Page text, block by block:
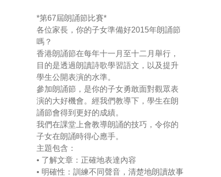
---- Principal Edwin's Posts
-- My Blog
---- Login
---- Sign Up
-- How To Guides
---- How To Sign Up
---- How To Login
---- How To Post
*第67屆朗誦節比賽*
各位家長，你的子女準備好2015年朗誦節
嗎？
香港朗誦節在每年十一月至十二月舉行，
目的是透過朗讀詩歌學習語文，以及提升
學生公開表演的水準。
參加朗誦節，是你的子女勇敢面對觀眾表
演的大好機會。經我們教導下，學生在朗
誦節會得到更好的成績。
我們在課堂上會教導朗誦的技巧，令你的
子女在朗誦時得心應手。
主題包含：
• 了解文章：正確地表達內容
• 明確性：訓練不同聲音，清楚地朗讀故事